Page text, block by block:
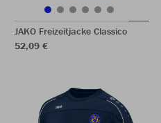
JAKO Freizeitjacke Classico
52,09 €